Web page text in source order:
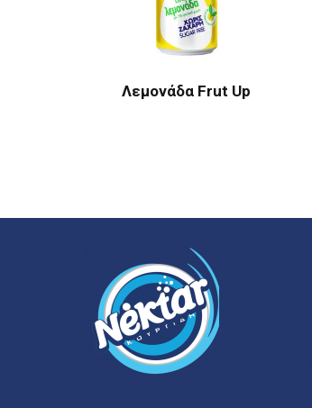
Λεμονάδα Frut Up